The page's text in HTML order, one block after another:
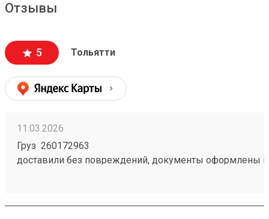
Отзывы
5 Тольятти
11.03.2026
Груз 260172963
доставили без повреждений, документы оформлены